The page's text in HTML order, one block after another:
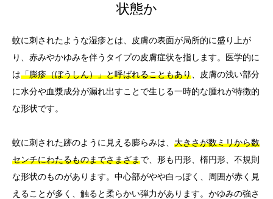
状態か
蚊に刺されたような湿疹とは、皮膚の表面が局所的に盛り上が
り、赤みやかゆみを伴うタイプの皮膚症状を指します。医学的に
は「膨疹（ぼうしん）」と呼ばれることもあり 、皮膚の浅い部分
に水分や血漿成分が漏れ出すことで生じる一時的な腫れが特徴的
な形状です。
蚊に刺された跡のように見える膨らみは、 大きさが数ミリから数
センチにわたるものまでさまざまで、形も円形、楕円形、不規則
な形状のものがあります。中心部がやや白っぽく、周囲が赤く見
えることが多く、触ると柔らかい弾力があります。かゆみの強さ